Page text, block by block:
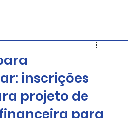
inscrições
projeto de
para